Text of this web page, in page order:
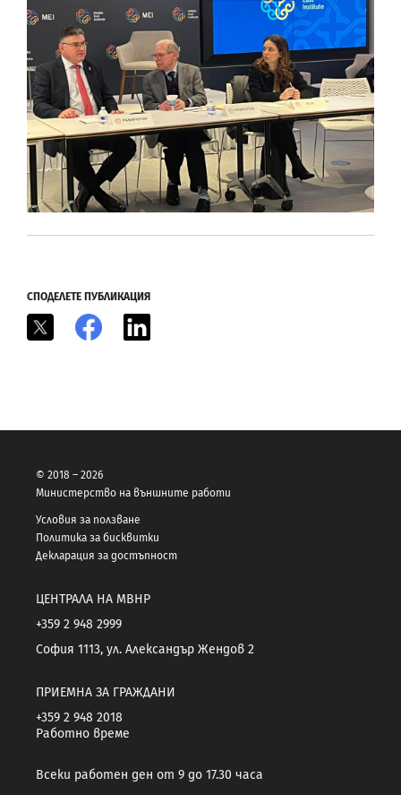
СПОДЕЛЕТЕ ПУБЛИКАЦИЯ
Facebook
© 2018 – 2026
Министерство на външните работи
Условия за ползване
Политика за бисквитки
Декларация за достъпност
ЦЕНТРАЛА НА МВНР
+359 2 948 2999
София 1113, ул. Александър Жендов 2
ПРИЕМНА ЗА ГРАЖДАНИ
+359 2 948 2018
Работно време
Всеки работен ден от 9 до 17.30 часа